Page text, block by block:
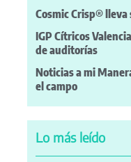
Cosmic Crisp® lleva
IGP Cítricos
de auditorías
Noticias a mi
el campo
Lo más leído